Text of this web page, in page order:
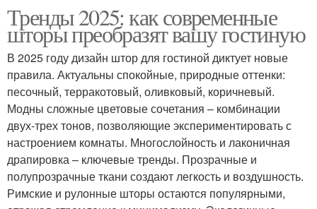
Тренды 2025: как современные
шторы преобразят вашу гостиную
В 2025 году дизайн штор для гостиной диктует новые
правила. Актуальны спокойные, природные оттенки:
песочный, терракотовый, оливковый, коричневый.
Модны сложные цветовые сочетания – комбинации
двух-трех тонов, позволяющие экспериментировать с
настроением комнаты. Многослойность и лаконичная
драпировка – ключевые тренды. Прозрачные и
полупрозрачные ткани создают легкость и воздушность.
Римские и рулонные шторы остаются популярными,